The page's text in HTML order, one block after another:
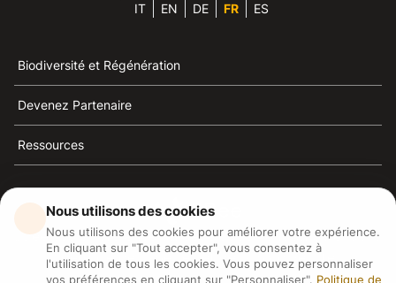
IT EN DE FR ES
Biodiversité et Régénération
Devenez Partenaire
Ressources
3Bee est la référence du développement durable, de la
défense des abeilles et de la biodiversité
Nous utilisons des cookies
Nous utilisons des cookies pour améliorer votre expérience.
En cliquant sur "Tout accepter", vous consentez à
l'utilisation de tous les cookies. Vous pouvez personnaliser
vos préférences en cliquant sur "Personnaliser". Politique de